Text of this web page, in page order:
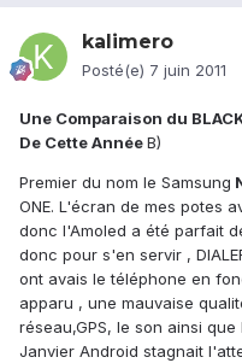
kalimero
Posté(e) 7 juin 2011
Une Comparaison du
De Cette AnnéeB)
Premier du nom le Samsung
ONE. L'écran de mes potes
donc l'Amoled a été parfait
donc pour s'en servir ,
ont avais le téléphone en
apparu , une mauvaise
réseau,GPS, le son ainsi
Janvier Android stagnait